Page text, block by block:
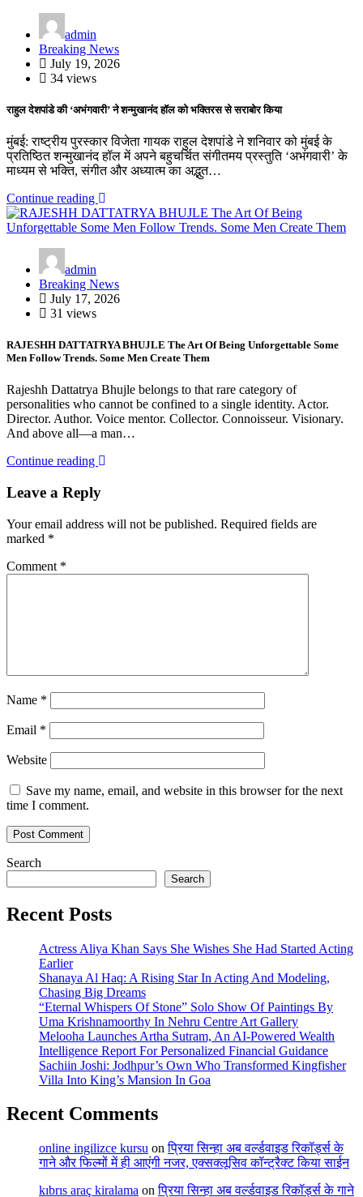
admin
Breaking News
July 19, 2026
34 views
राहुल देशपांडे की ‘अभंगवारी’ ने शन्मुखानंद हॉल को भक्तिरस से सराबोर किया
मुंबई: राष्ट्रीय पुरस्कार विजेता गायक राहुल देशपांडे ने शनिवार को मुंबई के
प्रतिष्ठित शन्मुखानंद हॉल में अपने बहुचर्चित संगीतमय प्रस्तुति ‘अभंगवारी’ के
माध्यम से भक्ति, संगीत और अध्यात्म का अद्भुत…
Continue reading
admin
Breaking News
July 17, 2026
31 views
RAJESHH DATTATRYA BHUJLE The Art Of Being Unforgettable Some
Men Follow Trends. Some Men Create Them
Rajeshh Dattatrya Bhujle belongs to that rare category of
personalities who cannot be confined to a single identity. Actor.
Director. Author. Voice mentor. Collector. Connoisseur. Visionary.
And above all—a man…
Continue reading
Leave a Reply
Your email address will not be published. Required fields are
marked *
Comment *
Name *
Email *
Website
Save my name, email, and website in this browser for the next
time I comment.
Search
Search
Recent Posts
Actress Aliya Khan Says She Wishes She Had Started Acting
Earlier
Shanaya Al Haq: A Rising Star In Acting And Modeling,
Chasing Big Dreams
“Eternal Whispers Of Stone” Solo Show Of Paintings By
Uma Krishnamoorthy In Nehru Centre Art Gallery
Melooha Launches Artha Sutram, An AI-Powered Wealth
Intelligence Report For Personalized Financial Guidance
Sachiin Joshi: Jodhpur’s Own Who Transformed Kingfisher
Villa Into King’s Mansion In Goa
Recent Comments
online ingilizce kursu onप्रिया सिन्हा अब वर्ल्डवाइड रिकॉर्ड्स के
गाने और फिल्मों में ही आएंगी नजर, एक्सक्लूसिव कॉन्ट्रैक्ट किया साईन
kıbrıs araç kiralama onप्रिया सिन्हा अब वर्ल्डवाइड रिकॉर्ड्स के गाने